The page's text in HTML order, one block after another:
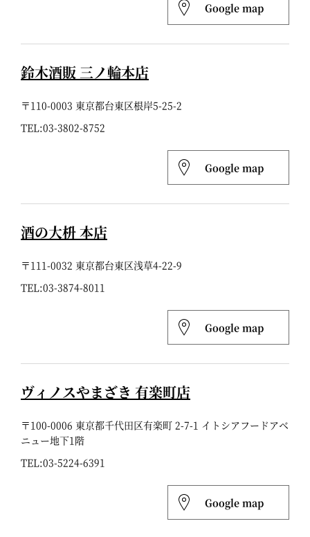
Google map
鈴木酒販 三ノ輪本店
〒110-0003 東京都台東区根岸5-25-2
TEL:03-3802-8752
Google map
酒の大枡 本店
〒111-0032 東京都台東区浅草4-22-9
TEL:03-3874-8011
Google map
ヴィノスやまざき 有楽町店
〒100-0006 東京都千代田区有楽町 2-7-1 イトシアフードアベ
ニュー地下1階
TEL:03-5224-6391
Google map